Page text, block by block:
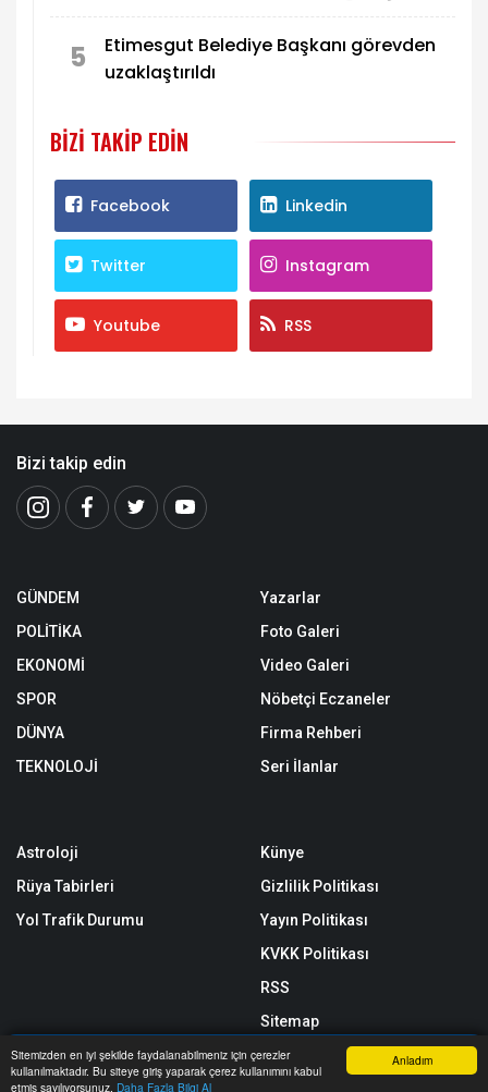
Anladım
Sitemizden en iyi şekilde faydalanabilmeniz için çerezler
kullanılmaktadır. Bu siteye giriş yaparak çerez kullanımını kabul
etmiş sayılıyorsunuz. Daha Fazla Bilgi Al
5
Etimesgut Belediye Başkanı görevden
uzaklaştırıldı
BIZI TAKIP EDIN
Facebook Linkedin
Twitter Instagram
Youtube RSS
Bizi takip edin
GÜNDEM
POLİTİKA
EKONOMİ
SPOR
DÜNYA
TEKNOLOJİ
Yazarlar
Foto Galeri
Video Galeri
Nöbetçi Eczaneler
Firma Rehberi
Seri İlanlar
Astroloji
Rüya Tabirleri
Yol Trafik Durumu
Künye
Gizlilik Politikası
Yayın Politikası
KVKK Politikası
RSS
Sitemap
Sitene Ekle
Anasayfa Yazarlar Haber Ara İhbar Hattı Menu